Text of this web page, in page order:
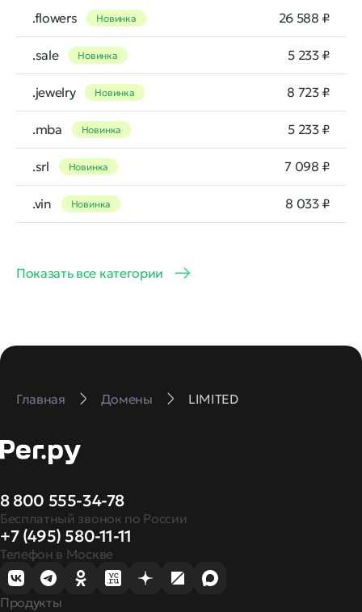
.flowers Новинка 26 588 ₽
.sale Новинка 5 233 ₽
.jewelry Новинка 8 723 ₽
.mba Новинка 5 233 ₽
.srl Новинка 7 098 ₽
.vin Новинка 8 033 ₽
Показать все категории
Главная Домены LIMITED
8 800 555-34-78
Бесплатный звонок по России
+7 (495) 580-11-11
Телефон в Москве
Продукты